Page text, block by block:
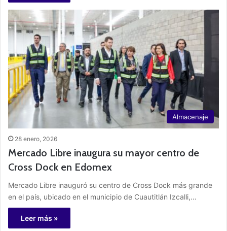
Almacenaje
28 enero, 2026
Mercado Libre inaugura su mayor centro de
Cross Dock en Edomex
Mercado Libre inauguró su centro de Cross Dock más grande
en el país, ubicado en el municipio de Cuautitlán Izcalli,…
Leer más »